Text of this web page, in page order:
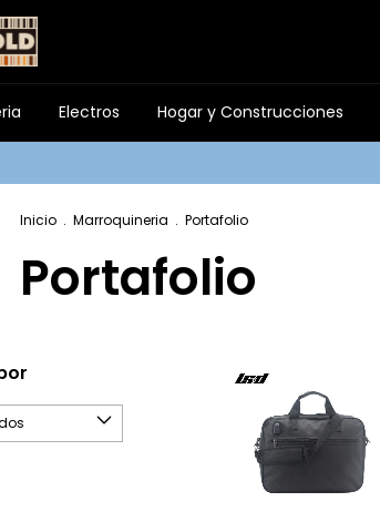
Electros Hogar y Construcciones
Inicio . Marroquineria . Portafolio
Portafolio